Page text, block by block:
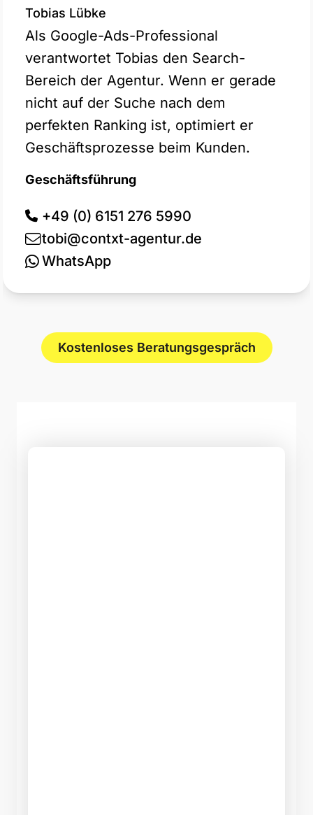
Tobias Lübke
Als Google-Ads-Professional
verantwortet Tobias den Search-
Bereich der Agentur. Wenn er gerade
nicht auf der Suche nach dem
perfekten Ranking ist, optimiert er
Geschäftsprozesse beim Kunden.
Geschäftsführung
+49 (0) 6151 276 5990
tobi@contxt-agentur.de
WhatsApp
Kostenloses Beratungsgespräch